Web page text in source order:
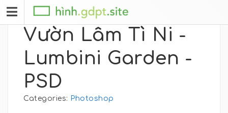
Vườn Lâm Tì Ni -
Lumbini Garden -
PSD
Categories: Photoshop